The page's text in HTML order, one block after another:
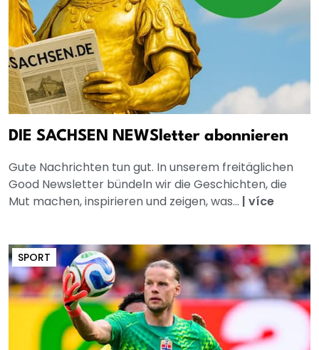
DIE SACHSEN NEWSletter abonnieren
Gute Nachrichten tun gut. In unserem freitäglichen
Good Newsletter bündeln wir die Geschichten, die
Mut machen, inspirieren und zeigen, was... | více
SPORT